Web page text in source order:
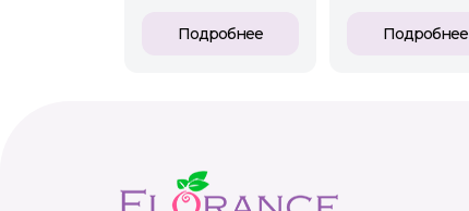
Подробнее Подробнее